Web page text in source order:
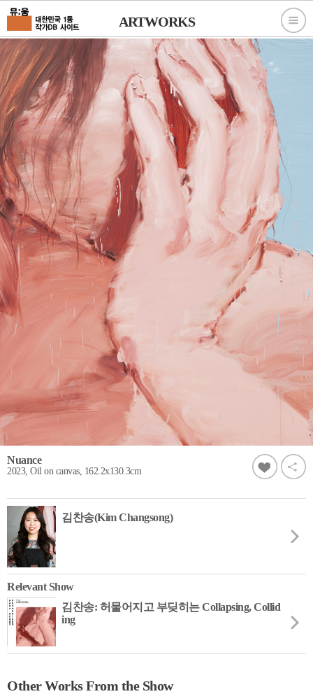
ARTWORKS
Nuance
2023, Oil on canvas, 162.2x130.3cm
김찬송(Kim Changsong)
Relevant Show
김찬송: 허물어지고 부딪히는 Collapsing, Collid
ing
Other Works From the Show